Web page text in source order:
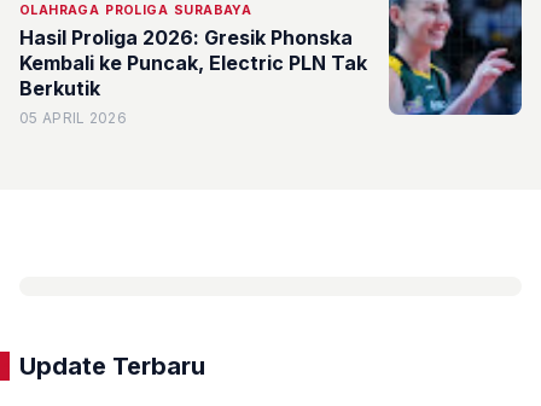
OLAHRAGA PROLIGA SURABAYA
Hasil Proliga 2026: Gresik Phonska
Kembali ke Puncak, Electric PLN Tak
Berkutik
05 APRIL 2026
Update Terbaru